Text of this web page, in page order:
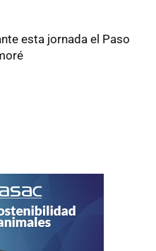
esta jornada el Paso